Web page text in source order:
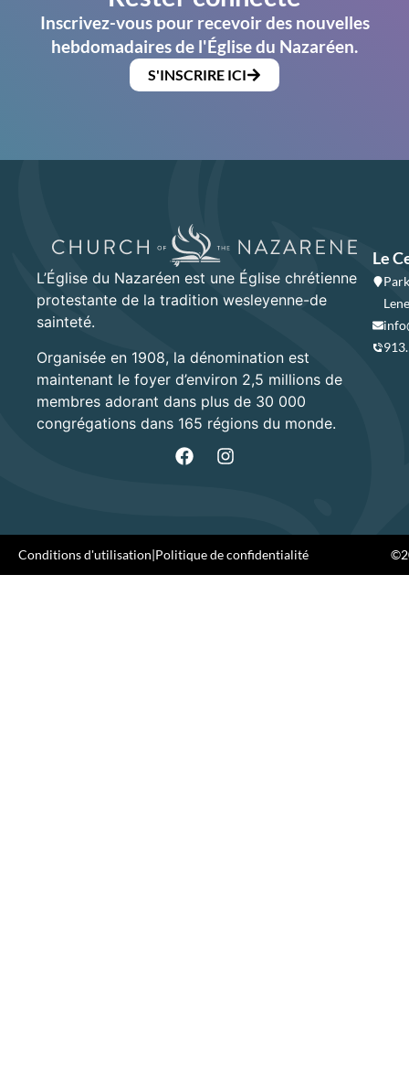
Inscrivez-vous pour recevoir des nouvelles
hebdomadaires de l'Église du Nazaréen.
S'INSCRIRE ICI
L’Église du Nazaréen est une Église chrétienne
protestante de la tradition wesleyenne-de
sainteté.
Organisée en 1908, la dénomination est
maintenant le foyer d’environ 2,5 millions de
membres adorant dans plus de 30 000
congrégations dans 165 régions du monde.
Le
Conditions d'utilisation|Politique de confidentialité